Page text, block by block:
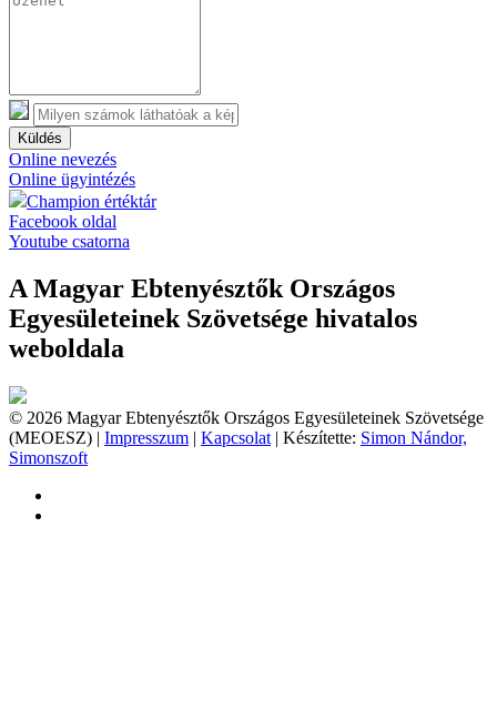
Küldés
Online nevezés
Online ügyintézés
Champion értéktár
Facebook oldal
Youtube csatorna
A Magyar Ebtenyésztők Országos
Egyesületeinek Szövetsége hivatalos
weboldala
© 2026 Magyar Ebtenyésztők Országos Egyesületeinek Szövetsége
(MEOESZ) | Impresszum | Kapcsolat | Készítette: Simon Nándor,
Simonszoft